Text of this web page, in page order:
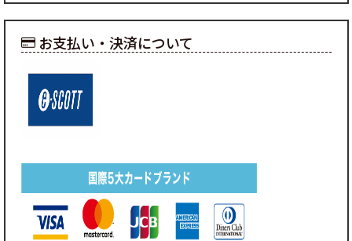
お支払い・決済について